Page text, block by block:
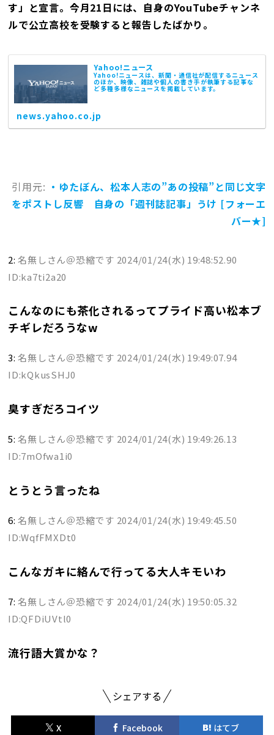
す」と宣言。今月21日には、自身のYouTubeチャンネ
ルで公立高校を受験すると報告したばかり。
Yahoo!ニュース
Yahoo!ニュースは、新聞・通信社が配信するニュース
のほか、映像、雑誌や個人の書き手が執筆する記事な
ど多種多様なニュースを掲載しています。
news.yahoo.co.jp
引用元: ・ゆたぼん、松本人志の”あの投稿”と同じ文字
をポストし反響 自身の「週刊誌記事」うけ [フォーエ
バー★]
2:名無しさん＠恐縮です 2024/01/24(水) 19:48:52.90
ID:ka7ti2a20
こんなのにも茶化されるってプライド高い松本ブ
チギレだろうなw
3:名無しさん＠恐縮です 2024/01/24(水) 19:49:07.94
ID:kQkusSHJ0
臭すぎだろコイツ
5:名無しさん＠恐縮です 2024/01/24(水) 19:49:26.13
ID:7mOfwa1i0
とうとう言ったね
6:名無しさん＠恐縮です 2024/01/24(水) 19:49:45.50
ID:WqfFMXDt0
こんなガキに絡んで行ってる大人キモいわ
7:名無しさん＠恐縮です 2024/01/24(水) 19:50:05.32
ID:QFDiUVtl0
流行語大賞かな？
シェアする
X Facebook
はてブ